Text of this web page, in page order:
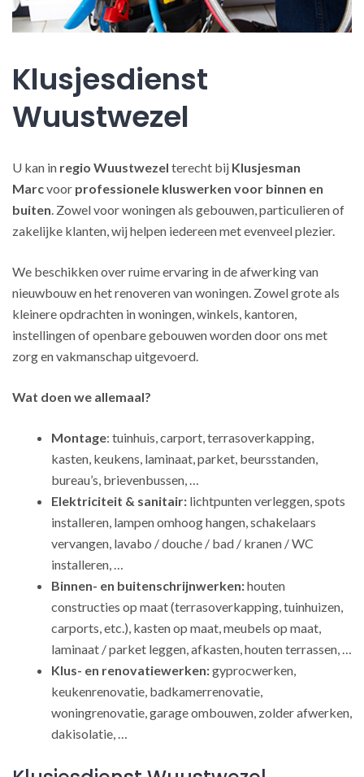
Klusjesdienst
Wuustwezel
U kan in regio Wuustwezel terecht bij Klusjesman
Marcvoor professionele kluswerken voor binnen en
buiten. Zowel voor woningen als gebouwen, particulieren of
zakelijke klanten, wij helpen iedereen met evenveel plezier.
We beschikken over ruime ervaring in de afwerking van
nieuwbouw en het renoveren van woningen. Zowel grote als
kleinere opdrachten in woningen, winkels, kantoren,
instellingen of openbare gebouwen worden door ons met
zorg en vakmanschap uitgevoerd.
Wat doen we allemaal?
Montage: tuinhuis, carport, terrasoverkapping,
kasten, keukens, laminaat, parket, beursstanden,
bureau’s, brievenbussen, …
Elektriciteit & sanitair: lichtpunten verleggen, spots
installeren, lampen omhoog hangen, schakelaars
vervangen, lavabo / douche / bad / kranen / WC
installeren, …
Binnen- en buitenschrijnwerken:houten
constructies op maat (terrasoverkapping, tuinhuizen,
carports, etc.), kasten op maat, meubels op maat,
laminaat / parket leggen, afkasten, houten terrassen, …
Klus- en renovatiewerken:gyprocwerken,
keukenrenovatie, badkamerrenovatie,
woningrenovatie, garage ombouwen, zolder afwerken,
dakisolatie, …